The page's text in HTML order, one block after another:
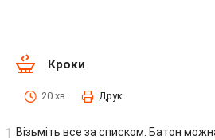
Кроки
20 хв Друк
Візьміть все за списком. Батон